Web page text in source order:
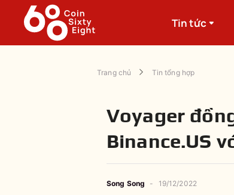
Tin tức
Trang chủ Tin tổng hợp
Voyager
Binance.US
Song Song - 19/12/2022